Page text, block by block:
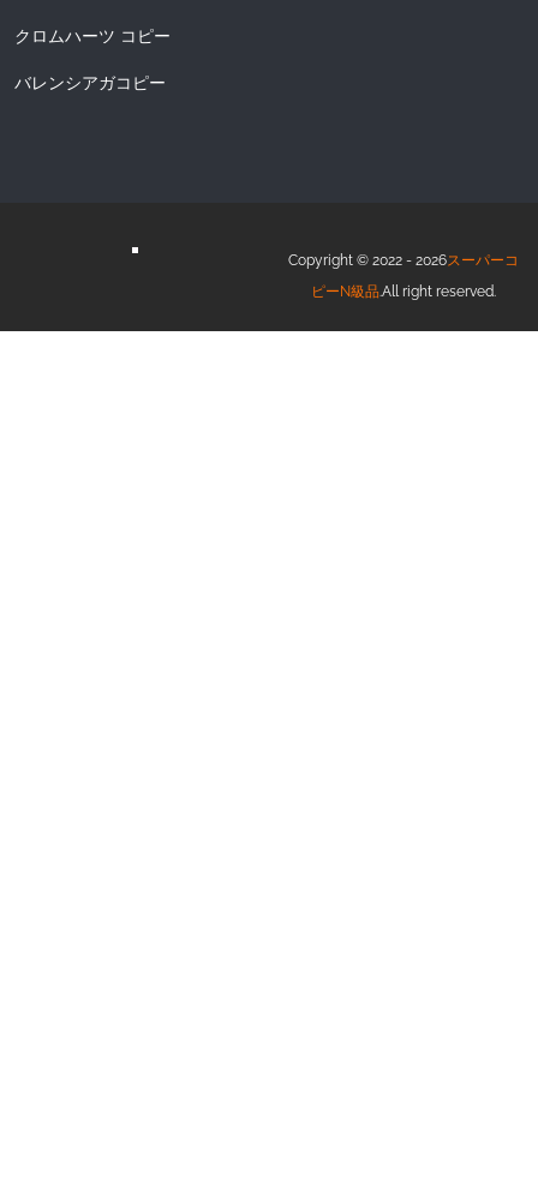
クロムハーツ コピー
バレンシアガコピー
Copyright © 2022 - 2026スーパーコ
ピーN級品 .All right reserved.